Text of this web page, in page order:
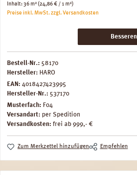
Inhalt:36 m²(24,86 € / 1 m²)
Preise inkl. MwSt. zzgl. Versandkosten
Bestell-Nr.: 58170
Hersteller: HARO
EAN: 4018427423995
Hersteller-Nr.: 537170
Musterfach: F04
Versandart: per Spedition
Versandkosten: frei ab 999,- €
Zum Merkzettel hinzufügen Empfehlen